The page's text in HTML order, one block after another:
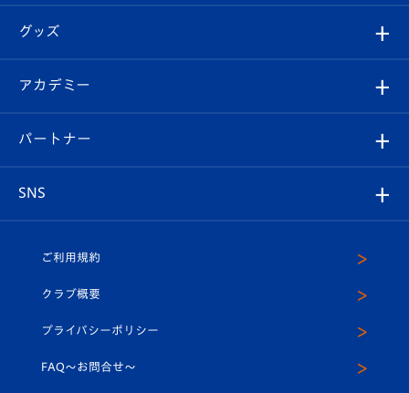
チケット
イベント
メディア
ホームタウン
スタッフプロフィール
マスコット紹介
平和祈念活動
はじめての観戦ガイド
Revive Team
ヴィヴィくんの長崎おもてなしガイド
フォトギャラリー
スタジアムグルメ
チケット
V-LOVERS（ファンクラブ）
プレイヤーズスイート
グッズ
オンラインショップ
店舗情報
アカデミー
育成からのお知らせ
U-18
スクール
パートナー
SNS
ヴィヴィくんインスタグラム
公式LINE＠
ご利用規約
クラブ概要
プライバシーポリシー
FAQ〜お問合せ〜